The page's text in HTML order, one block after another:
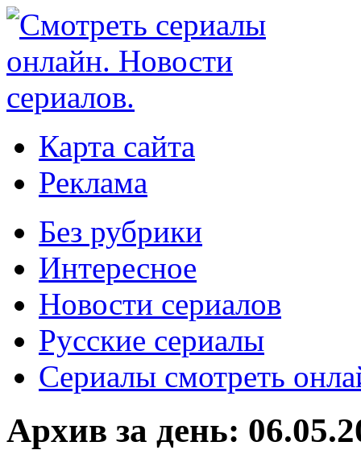
Карта сайта
Реклама
Без рубрики
Интересное
Новости сериалов
Русские сериалы
Сериалы смотреть
Архив за день: